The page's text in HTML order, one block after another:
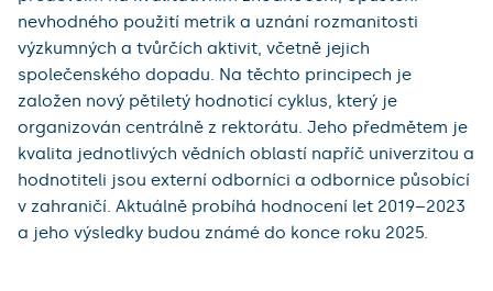
nevhodného použití metrik a uznání rozmanitosti
výzkumných a tvůrčích aktivit, včetně jejich
společenského dopadu. Na těchto principech je
založen nový pětiletý hodnoticí cyklus, který je
organizován centrálně z rektorátu. Jeho předmětem je
kvalita jednotlivých vědních oblastí napříč univerzitou a
hodnotiteli jsou externí odborníci a odbornice působící
v zahraničí. Aktuálně probíhá hodnocení let 2019–2023
a jeho výsledky budou známé do konce roku 2025.